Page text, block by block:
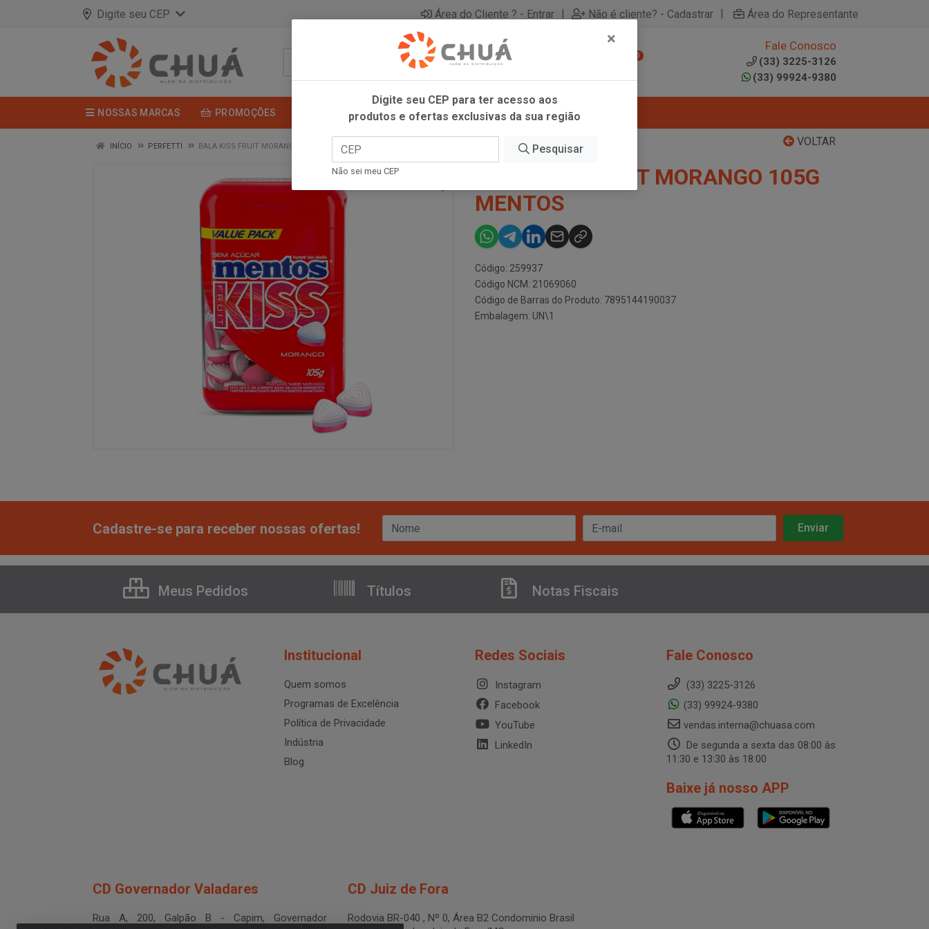
Digite seu CEP Área do Cliente ? - Entrar | Não é cliente? - Cadastrar | Área do Representante
0
Fale Conosco
(33) 3225-3126
(33) 99924-9380
NOSSAS MARCAS PROMOÇÕES
VOLTAR
INÍCIO PERFETTI BALA KISS FRUIT MORANGO 105G MENTOS
BALA KISS FRUIT MORANGO 105G
MENTOS
Código: 259937
Código NCM: 21069060
Código de Barras do Produto: 7895144190037
Embalagem: UN\1
Cadastre-se para receber nossas ofertas!
Meus Pedidos Títulos Notas Fiscais
Institucional
Quem somos
Programas de Excelência
Política de Privacidade
Indústria
Blog
Redes Sociais
Instagram
Facebook
YouTube
LinkedIn
Fale Conosco
(33) 3225-3126
(33) 99924-9380
vendas.interna@chuasa.com
De segunda a sexta das 08:00 às
11:30 e 13:30 às 18:00
Baixe já nosso APP
CD Governador Valadares
Rua A, 200, Galpão B - Capim, Governador
CD Juiz de Fora
Rodovia BR-040 , Nº 0, Área B2 Condominio Brasil
×
Digite seu CEP para ter acesso aos
produtos e ofertas exclusivas da sua região
Pesquisar
Não sei meu CEP